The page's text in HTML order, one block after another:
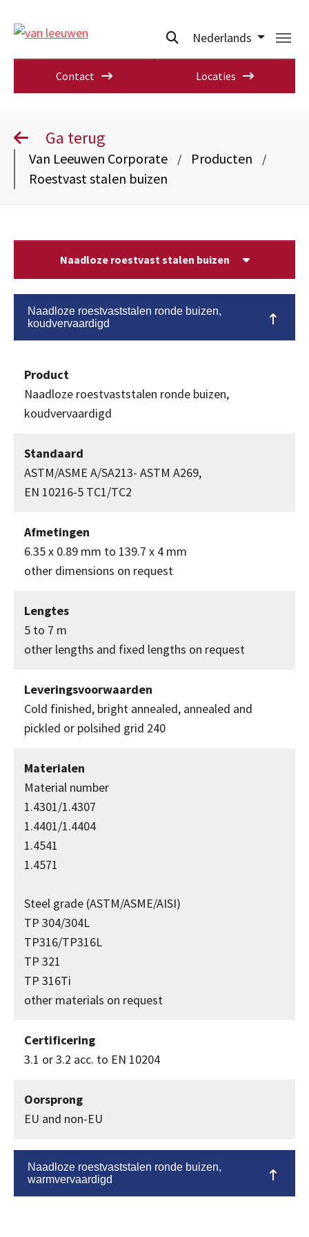
Nederlands
Contact Locaties
Ga terug
Van Leeuwen Corporate / Producten /
Roestvast stalen buizen
Naadloze roestvast stalen buizen
Naadloze roestvaststalen ronde buizen,
koudvervaardigd
Product
Naadloze roestvaststalen ronde buizen,
koudvervaardigd
Standaard
ASTM/ASME A/SA213- ASTM A269,
EN 10216-5 TC1/TC2
Afmetingen
6.35 x 0.89 mm to 139.7 x 4 mm
other dimensions on request
Lengtes
5 to 7 m
other lengths and fixed lengths on request
Leveringsvoorwaarden
Cold finished, bright annealed, annealed and
pickled or polsihed grid 240
Materialen
Material number
1.4301/1.4307
1.4401/1.4404
1.4541
1.4571
Steel grade (ASTM/ASME/AISI)
TP 304/304L
TP316/TP316L
TP 321
TP 316Ti
other materials on request
Certificering
3.1 or 3.2 acc. to EN 10204
Oorsprong
EU and non-EU
Naadloze roestvaststalen ronde buizen,
warmvervaardigd